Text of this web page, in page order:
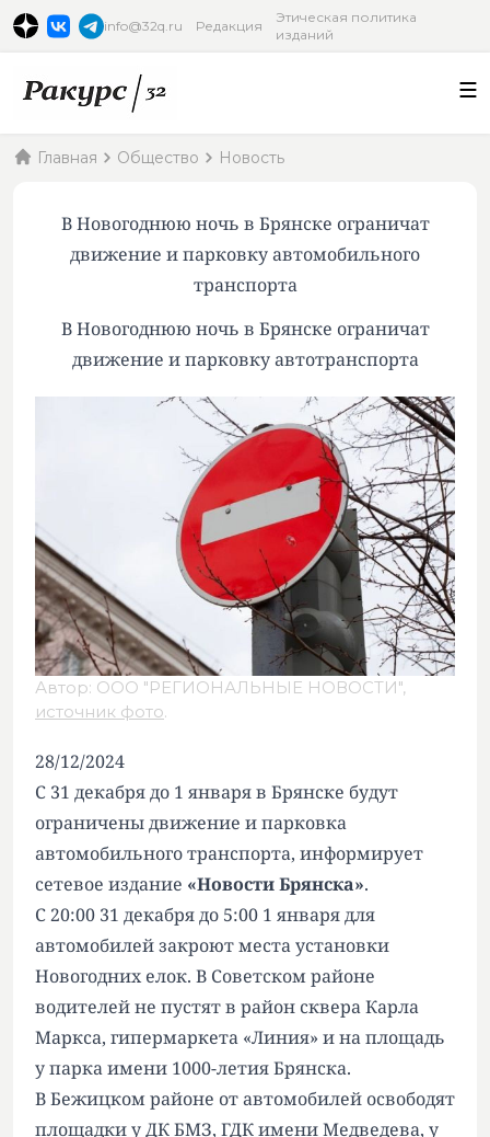
info@32q.ru Редакция
Этическая политика
изданий
Главная Общество Новость
В Новогоднюю ночь в Брянске ограничат
движение и парковку автомобильного
транспорта
В Новогоднюю ночь в Брянске ограничат
движение и парковку автотранспорта
Автор: ООО "РЕГИОНАЛЬНЫЕ НОВОСТИ",
источник фото.
28/12/2024
С 31 декабря до 1 января в Брянске будут
ограничены движение и парковка
автомобильного транспорта, информирует
сетевое издание «Новости Брянска».
С 20:00 31 декабря до 5:00 1 января для
автомобилей закроют места установки
Новогодних елок. В Советском районе
водителей не пустят в район сквера Карла
Маркса, гипермаркета «Линия» и на площадь
у парка имени 1000-летия Брянска.
В Бежицком районе от автомобилей освободят
площадки у ДК БМЗ, ГДК имени Медведева, у